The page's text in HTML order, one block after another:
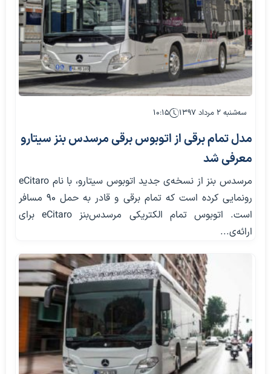
سه‌شنبه ۲ مرداد ۱۳۹۷ ۱۰:۱۵
مدل تمام برقی از اتوبوس برقی مرسدس بنز سیتارو
معرفی شد
مرسدس بنز از نسخه‌ی جدید اتوبوس سیتارو، با نام eCitaro
رونمایی کرده است که تمام برقی و قادر به حمل ۹۰ مسافر
است. اتوبوس تمام الکتریکی مرسدس‌بنز eCitaro برای
ارائه‌ی...